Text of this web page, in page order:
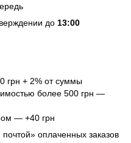
до 13:00
грн + 2% от суммы
более 500 грн —
— +40 грн
оплаченных заказов